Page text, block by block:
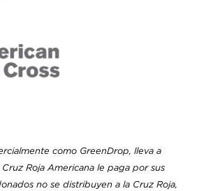
como GreenDrop, lleva a
Roja Americana le paga por sus
no se distribuyen a la Cruz Roja,